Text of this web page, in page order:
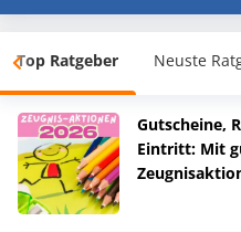
Top Ratgeber Neuste
Gutscheine,
Eintritt: Mit